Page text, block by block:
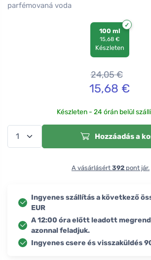
parfémovaná voda
100 ml
15,68 €
Készleten
24,05€
15,68 €
Készleten - 24 órán belül
Hozzáadás a
A vásárlásért 392 pont jár.
Ingyenes szállítás a következő
EUR
A 12:00 óra előtt leadott
azonnal feladjuk.
Ingyenes csere és visszaküldés